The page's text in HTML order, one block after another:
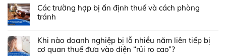
Các trường hợp bị ấn định thuế và cách phòng
tránh
Khi nào doanh nghiệp bị lỗ nhiều năm liên tiếp bị
cơ quan thuế đưa vào diện “rủi ro cao”?